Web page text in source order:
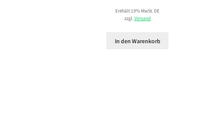
Enthält 19% MwSt. DE
zzgl.Versand
In den Warenkorb